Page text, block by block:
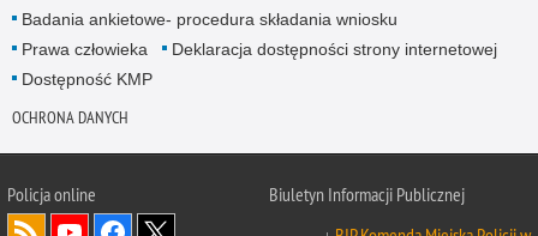
Badania ankietowe- procedura składania wniosku
Prawa człowieka
Deklaracja dostępności strony internetowej
Dostępność KMP
OCHRONA DANYCH
Policja online
Biuletyn Informacji Publicznej